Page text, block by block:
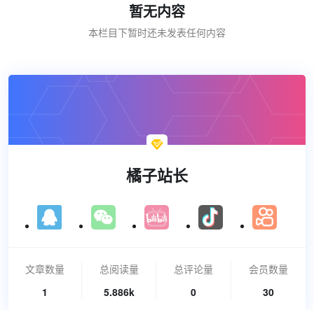
暂无内容
本栏目下暂时还未发表任何内容

橘子站长
文章数量
1
总阅读量
5.886k
总评论量
0
会员数量
30